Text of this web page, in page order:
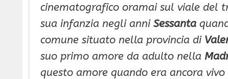
cinematografico oramai sul viale del
sua infanzia negli anni Sessanta
comune situato nella provincia di
suo primo amore da adulto nella
questo amore quando era ancora